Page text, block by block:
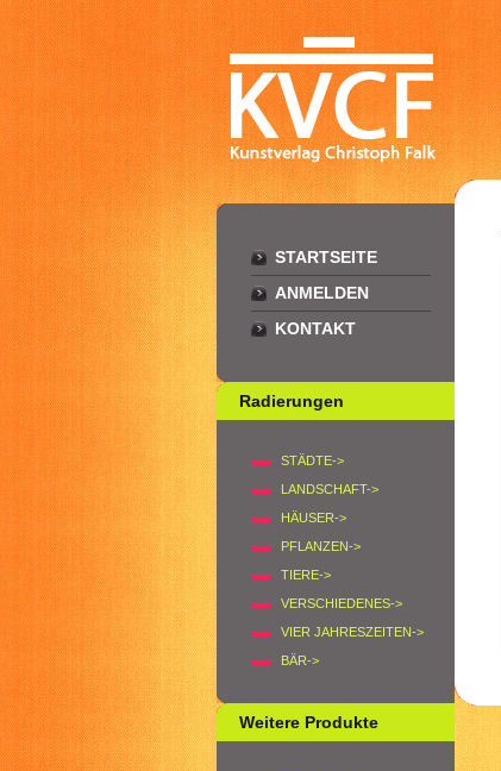
STARTSEITE
ANMELDEN
KONTAKT
Radierungen
STÄDTE->
LANDSCHAFT->
HÄUSER->
PFLANZEN->
TIERE->
VERSCHIEDENES->
VIER JAHRESZEITEN->
BÄR->
Weitere Produkte